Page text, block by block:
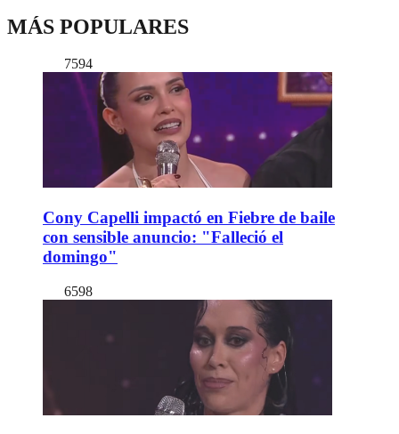
MÁS POPULARES
7594
Cony Capelli impactó en Fiebre de baile
con sensible anuncio: "Falleció el
domingo"
6598